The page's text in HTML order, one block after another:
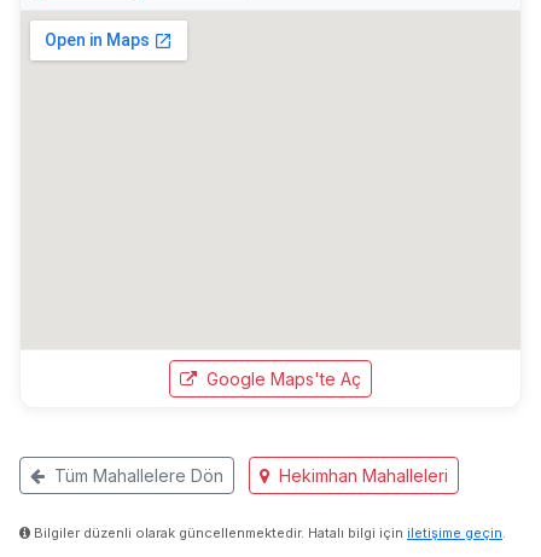
Google Maps'te Aç
Tüm Mahallelere Dön Hekimhan Mahalleleri
Bilgiler düzenli olarak güncellenmektedir. Hatalı bilgi için iletişime geçin